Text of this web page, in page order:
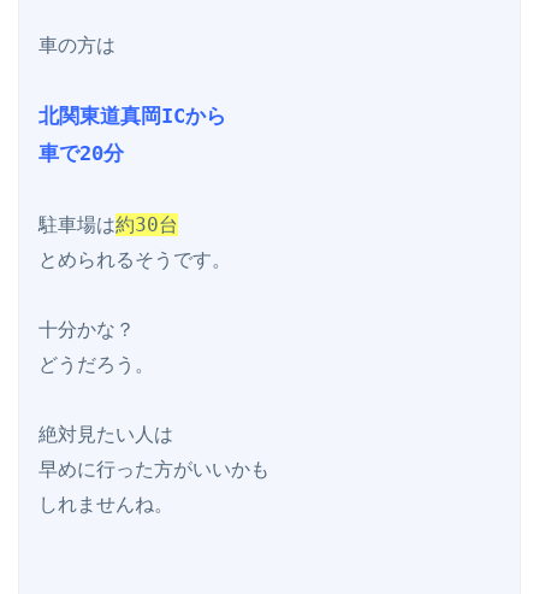
車の方は
北関東道真岡ICから
車で20分
駐車場は約30台
とめられるそうです。
十分かな？
どうだろう。
絶対見たい人は
早めに行った方がいいかも
しれませんね。